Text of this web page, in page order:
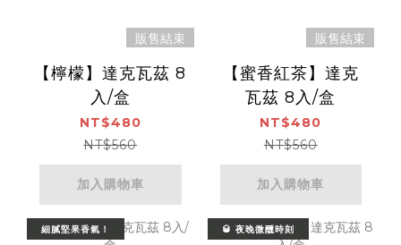
販售結束
【檸檬】達克瓦茲 8
入/盒
NT$480
NT$560
加入購物車
販售結束
【蜜香紅茶】達克
瓦茲 8入/盒
NT$480
NT$560
加入購物車
細膩堅果香氣！ 🥃 夜晚微醺時刻